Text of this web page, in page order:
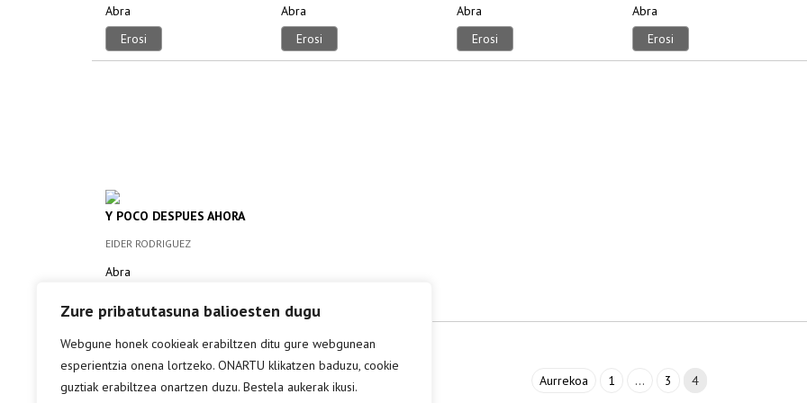
Zure pribatutasuna balioesten dugu
Webgune honek cookieak erabiltzen ditu gure webgunean
esperientzia onena lortzeko. ONARTU klikatzen baduzu, cookie
guztiak erabiltzea onartzen duzu. Bestela aukerak ikusi.
Abra
Erosi
Abra
Erosi
Abra
Erosi
Abra
Erosi
Y POCO DESPUES AHORA
EIDER RODRIGUEZ
Abra
Aurrekoa 1 … 3 4